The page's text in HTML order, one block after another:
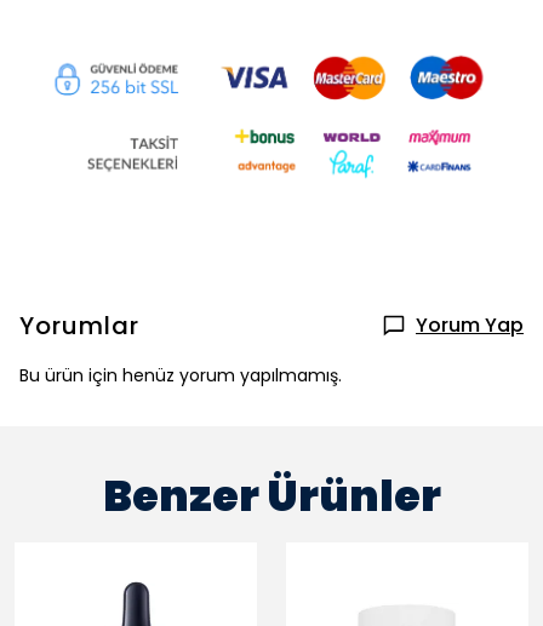
Yorumlar Yorum Yap
Bu ürün için henüz yorum yapılmamış.
Benzer Ürünler